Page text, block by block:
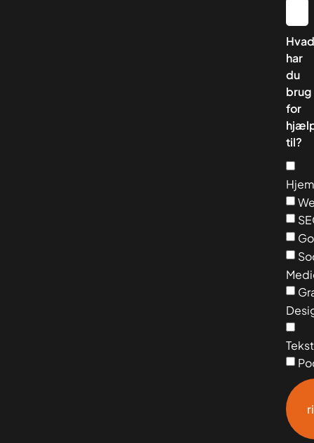
Hvad
har
du
brug
for
til?